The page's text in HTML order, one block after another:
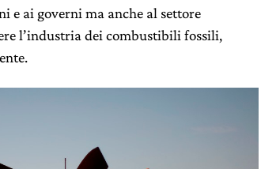
e ai governi ma anche al settore
l’industria dei combustibili fossili,